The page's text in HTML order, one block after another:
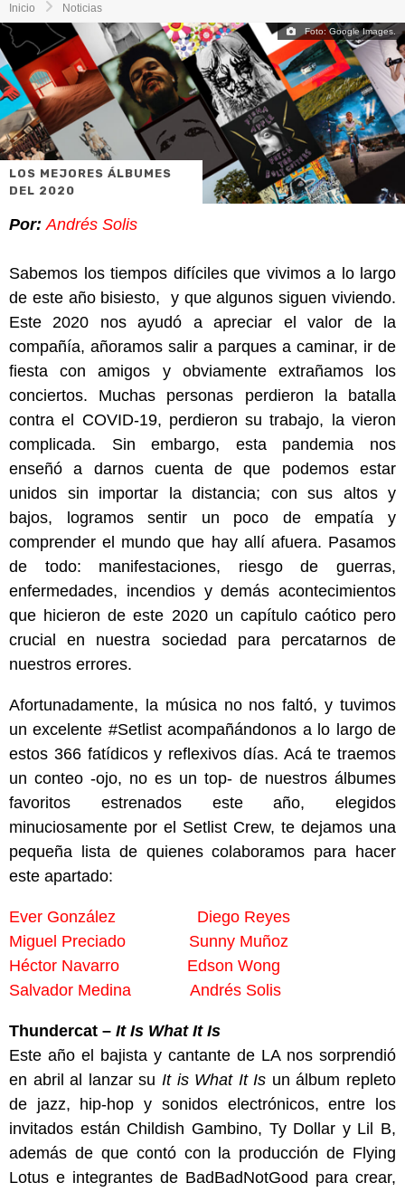
Inicio Noticias
Foto: Google Images.
LOS MEJORES ÁLBUMES
DEL 2020
Por: Andrés Solis
Sabemos los tiempos difíciles que vivimos a lo largo
de este año bisiesto, y que algunos siguen viviendo.
Este 2020 nos ayudó a apreciar el valor de la
compañía, añoramos salir a parques a caminar, ir de
fiesta con amigos y obviamente extrañamos los
conciertos. Muchas personas perdieron la batalla
contra el COVID-19, perdieron su trabajo, la vieron
complicada. Sin embargo, esta pandemia nos
enseñó a darnos cuenta de que podemos estar
unidos sin importar la distancia; con sus altos y
bajos, logramos sentir un poco de empatía y
comprender el mundo que hay allí afuera. Pasamos
de todo: manifestaciones, riesgo de guerras,
enfermedades, incendios y demás acontecimientos
que hicieron de este 2020 un capítulo caótico pero
crucial en nuestra sociedad para percatarnos de
nuestros errores.
Afortunadamente, la música no nos faltó, y tuvimos
un excelente #Setlist acompañándonos a lo largo de
estos 366 fatídicos y reflexivos días. Acá te traemos
un conteo -ojo, no es un top- de nuestros álbumes
favoritos estrenados este año, elegidos
minuciosamente por el Setlist Crew, te dejamos una
pequeña lista de quienes colaboramos para hacer
este apartado:
Ever González
Diego Reyes
Miguel Preciado
Sunny Muñoz
Héctor Navarro
Edson Wong
Salvador Medina
Andrés Solis
Thundercat – It Is What It Is
Este año el bajista y cantante de LA nos sorprendió
en abril al lanzar su It is What It Is un álbum repleto
de jazz, hip-hop y sonidos electrónicos, entre los
invitados están Childish Gambino, Ty Dollar y Lil B,
además de que contó con la producción de Flying
Lotus e integrantes de BadBadNotGood para crear,